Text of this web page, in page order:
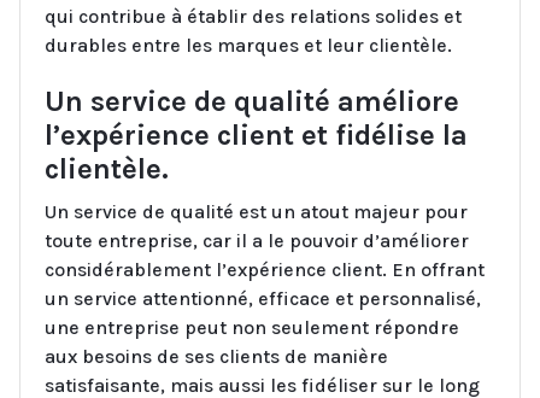
qui contribue à établir des relations solides et
durables entre les marques et leur clientèle.
Un service de qualité améliore
l’expérience client et fidélise la
clientèle.
Un service de qualité est un atout majeur pour
toute entreprise, car il a le pouvoir d’améliorer
considérablement l’expérience client. En offrant
un service attentionné, efficace et personnalisé,
une entreprise peut non seulement répondre
aux besoins de ses clients de manière
satisfaisante, mais aussi les fidéliser sur le long